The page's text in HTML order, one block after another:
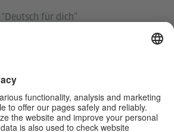
für dich”
የጀርመን ቋንቋ ክፍሎች
የለሽ መዳረሻ